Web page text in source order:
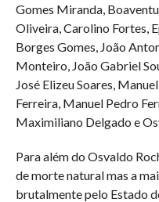
Gomes Miranda,
Oliveira, Carolino Fortes,
Borges Gomes, João
Monteiro, João Gabriel
José Elizeu Soares,
Ferreira, Manuel Pedro
Maximiliano Delgado e
Para além do Osvaldo
de morte natural mas a
brutalmente pelo Estado